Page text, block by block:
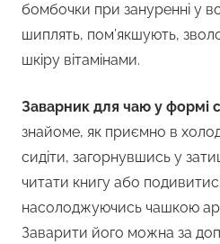
бомбочки при зануренні у
шиплять, пом’якшують,
шкіру вітамінами.
Заварник для чаю у формі
знайоме, як приємно в
сидіти, загорнувшись у
читати книгу або
насолоджуючись чашкою
Заварити його можна за